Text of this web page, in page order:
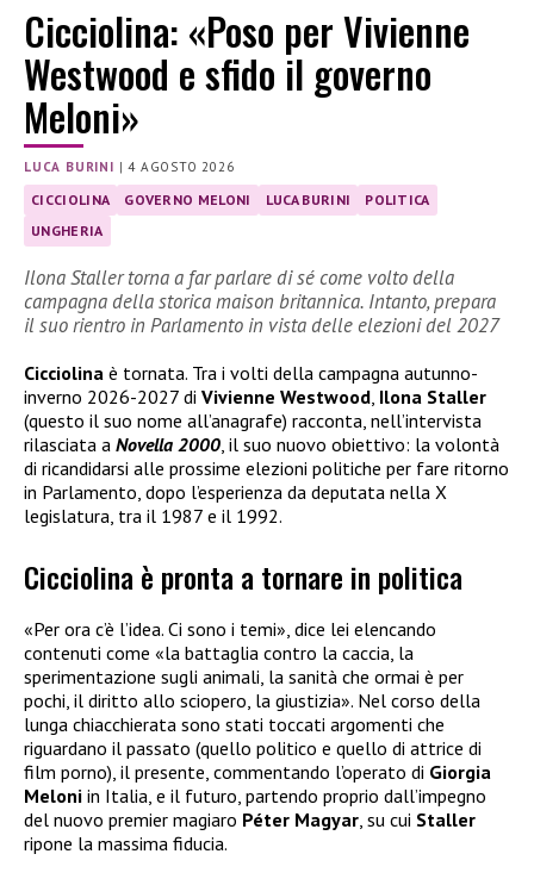
Cicciolina: «Poso per Vivienne
Westwood e sfido il governo
Meloni»
LUCA BURINI |4 AGOSTO 2026
CICCIOLINA GOVERNO MELONI LUCA BURINI
POLITICA
UNGHERIA
Ilona Staller torna a far parlare di sé come volto della
campagna della storica maison britannica. Intanto, prepara
il suo rientro in Parlamento in vista delle elezioni del 2027
Cicciolina è tornata. Tra i volti della campagna autunno-
inverno 2026-2027 di Vivienne Westwood, Ilona Staller
(questo il suo nome all’anagrafe) racconta, nell’intervista
rilasciata a Novella 2000, il suo nuovo obiettivo: la volontà
di ricandidarsi alle prossime elezioni politiche per fare ritorno
in Parlamento, dopo l’esperienza da deputata nella X
legislatura, tra il 1987 e il 1992.
Cicciolina è pronta a tornare in politica
«Per ora c’è l’idea. Ci sono i temi», dice lei elencando
contenuti come «la battaglia contro la caccia, la
sperimentazione sugli animali, la sanità che ormai è per
pochi, il diritto allo sciopero, la giustizia». Nel corso della
lunga chiacchierata sono stati toccati argomenti che
riguardano il passato (quello politico e quello di attrice di
film porno), il presente, commentando l’operato di Giorgia
Meloni in Italia, e il futuro, partendo proprio dall’impegno
del nuovo premier magiaro Péter Magyar , su cui Staller
ripone la massima fiducia.